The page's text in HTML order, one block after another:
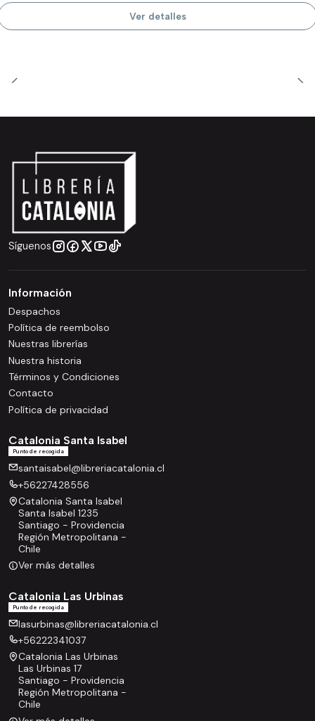
Ver detalles
Síguenos
Información
Despachos
Política de reembolso
Nuestras librerías
Nuestra historia
Términos y Condiciones
Contacto
Política de privacidad
Catalonia Santa Isabel
Punto de recogida
santaisabel@libreriacatalonia.cl
+56227428556
Catalonia Santa Isabel
Santa Isabel 1235
Santiago - Providencia
Región Metropolitana -
Chile
Ver más detalles
Catalonia Las Urbinas
Punto de recogida
lasurbinas@libreriacatalonia.cl
+56222341037
Catalonia Las Urbinas
Las Urbinas 17
Santiago - Providencia
Región Metropolitana -
Chile